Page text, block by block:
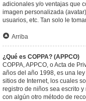
adicionales y/o ventajas que
imagen personalizada
usuarios, etc. Tan solo le
Arriba
¿Qué es COPPA? (APPCO)
COPPA, APPCO, o Acta de
años del año 1998, es una
sitios de Internet, los cuales
registro de niños sea escrito
con algún otro método de